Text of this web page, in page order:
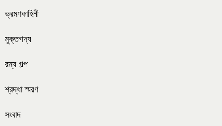
ভ্রমণকাহিনী
মুক্তগদ্য
রম্য গল্প
শ্রদ্ধা স্মরণ
সংবাদ